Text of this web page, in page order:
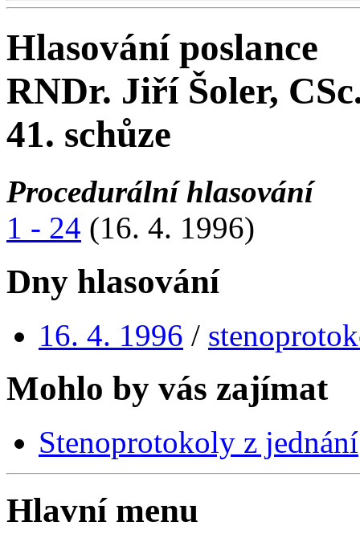
Hlasování poslance
RNDr. Jiří Šoler,
41. schůze
Procedurální hlasování
1 - 24 (16. 4. 1996)
Dny hlasování
16. 4. 1996 /
Mohlo by vás zajímat
Stenoprotokoly z jednání
Hlavní menu